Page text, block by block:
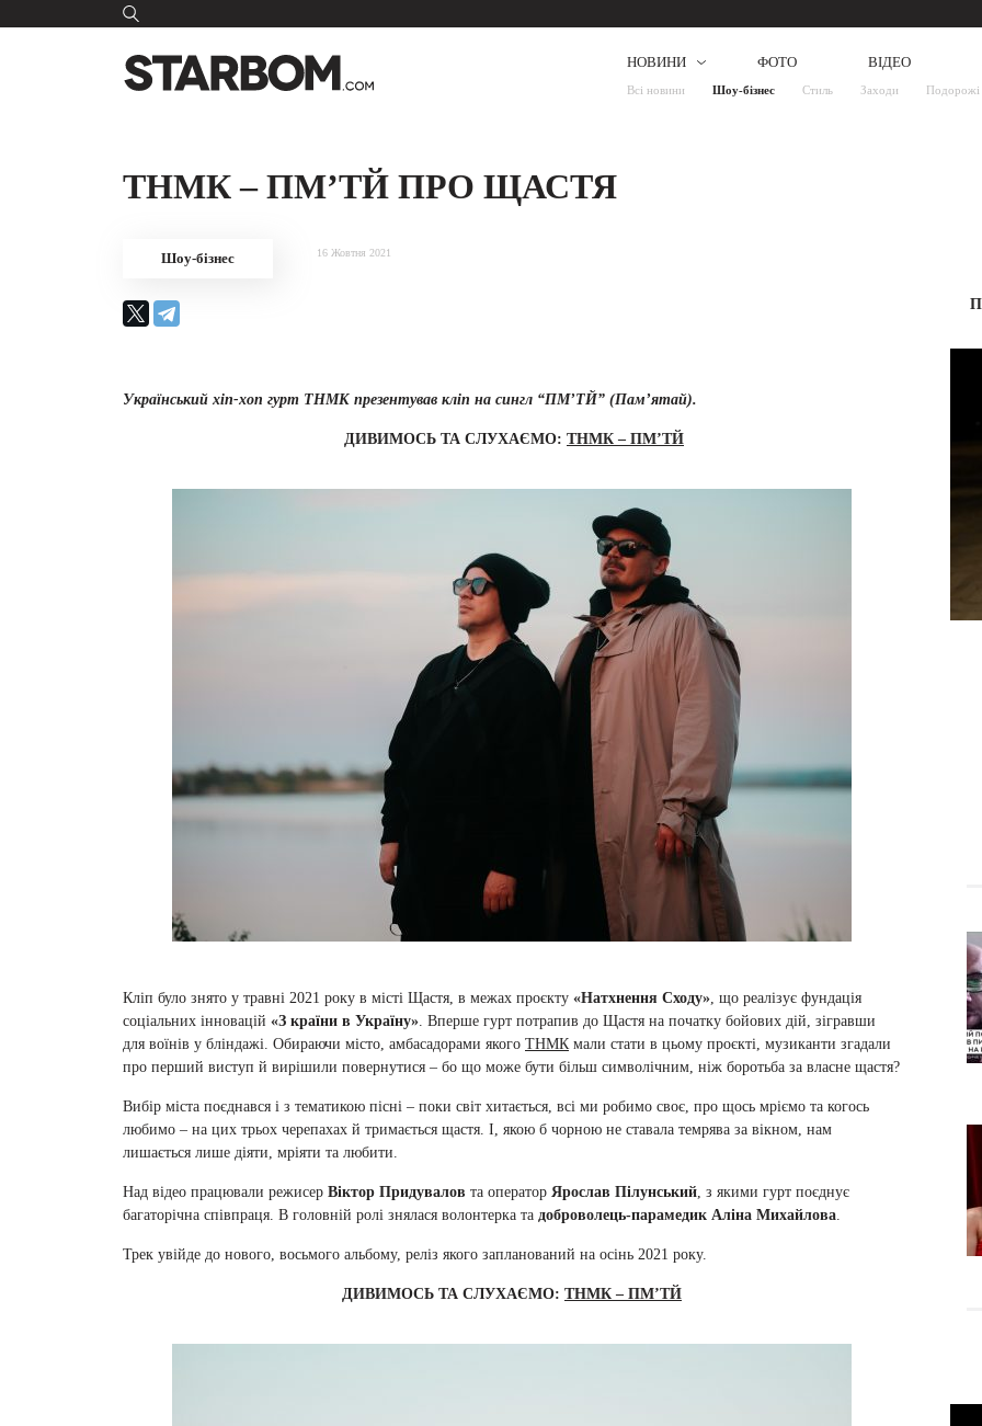
НОВИНИ
Всі новини Шоу-бізнес Стиль Заходи Подорожі
ФОТО ВІДЕО
ТНМК – ПМ’ТЙ ПРО ЩАСТЯ
Шоу-бізнес 16 Жовтня 2021
Український хіп-хоп гурт ТНМК презентував кліп на сингл “ПМ’ТЙ” (Пам’ятай).
ДИВИМОСЬ ТА СЛУХАЄМО: ТНМК – ПМ’ТЙ
Кліп було знято у травні 2021 року в місті Щастя, в межах проєкту «Натхнення Сходу», що реалізує фундація
соціальних інновацій «З країни в Україну». Вперше гурт потрапив до Щастя на початку бойових дій, зігравши
для воїнів у бліндажі. Обираючи місто, амбасадорами якого ТНМКмали стати в цьому проєкті, музиканти згадали
про перший виступ й вирішили повернутися – бо що може бути більш символічним, ніж боротьба за власне щастя?
Вибір міста поєднався і з тематикою пісні – поки світ хитається, всі ми робимо своє, про щось мріємо та когось
любимо – на цих трьох черепахах й тримається щастя. І, якою б чорною не ставала темрява за вікном, нам
лишається лише діяти, мріяти та любити.
Над відео працювали режисер Віктор Придувалов та оператор Ярослав Пілунський, з якими гурт поєднує
багаторічна співпраця. В головній ролі знялася волонтерка та доброволець-парамедик Аліна Михайлова.
Трек увійде до нового, восьмого альбому, реліз якого запланований на осінь 2021 року.
ДИВИМОСЬ ТА СЛУХАЄМО: ТНМК – ПМ’ТЙ